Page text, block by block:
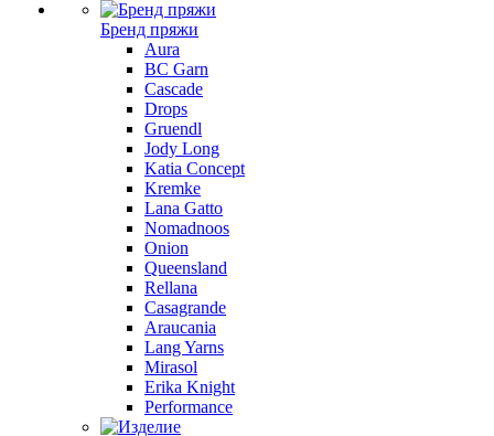
Бренд пряжи
Aura
BC Garn
Cascade
Drops
Gruendl
Jody Long
Katia Concept
Kremke
Lana Gatto
Nomadnoos
Onion
Queensland
Rellana
Casagrande
Araucania
Lang Yarns
Mirasol
Erika Knight
Performance